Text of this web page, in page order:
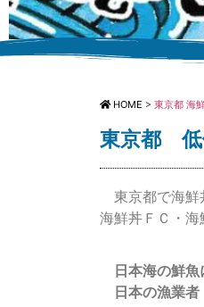
低
低価
HOME > 東京都 海
東京都 低
東京都で海鮮
海鮮丼ＦＣ・
日本海の鮮魚
日本の漁業者